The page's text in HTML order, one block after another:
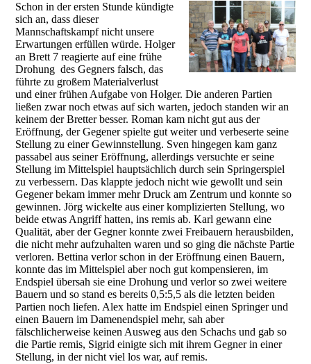
Schon in der ersten Stunde kündigte
sich an, dass dieser
Mannschaftskampf nicht unsere
Erwartungen erfüllen würde. Holger
an Brett 7 reagierte auf eine frühe
Drohung des Gegners falsch, das
führte zu großem Materialverlust
und einer frühen Aufgabe von Holger. Die anderen Partien
ließen zwar noch etwas auf sich warten, jedoch standen wir an
keinem der Bretter besser. Roman kam nicht gut aus der
Eröffnung, der Gegener spielte gut weiter und verbeserte seine
Stellung zu einer Gewinnstellung. Sven hingegen kam ganz
passabel aus seiner Eröffnung, allerdings versuchte er seine
Stellung im Mittelspiel hauptsächlich durch sein Springerspiel
zu verbessern. Das klappte jedoch nicht wie gewollt und sein
Gegener bekam immer mehr Druck am Zentrum und konnte so
gewinnen. Jörg wickelte aus einer komplizierten Stellung, wo
beide etwas Angriff hatten, ins remis ab. Karl gewann eine
Qualität, aber der Gegner konnte zwei Freibauern herausbilden,
die nicht mehr aufzuhalten waren und so ging die nächste Partie
verloren. Bettina verlor schon in der Eröffnung einen Bauern,
konnte das im Mittelspiel aber noch gut kompensieren, im
Endspiel übersah sie eine Drohung und verlor so zwei weitere
Bauern und so stand es bereits 0,5:5,5 als die letzten beiden
Partien noch liefen. Alex hatte im Endspiel einen Springer und
einen Bauern im Damenendspiel mehr, sah aber
fälschlicherweise keinen Ausweg aus den Schachs und gab so
die Partie remis, Sigrid einigte sich mit ihrem Gegner in einer
Stellung, in der nicht viel los war, auf remis.